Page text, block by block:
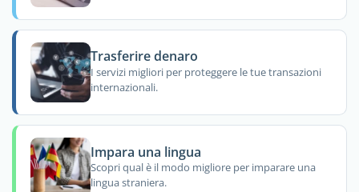
Trasferire denaro
I servizi migliori per proteggere le tue transazioni
internazionali.
Impara una lingua
Scopri qual è il modo migliore per imparare una
lingua straniera.